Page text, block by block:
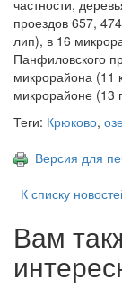
частности,
проездов 657,
лип), в 16
Панфиловского
микрорайона (11
микрорайоне (13
Теги: Крюково,
Версия для
К списку
Вам